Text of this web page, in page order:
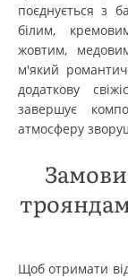
поєднується з
білим,
жовтим,
м'який
додаткову
завершує
атмосферу
Щоб отримати